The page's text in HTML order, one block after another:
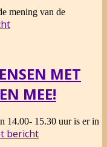
mening van de
MET
MEE!
14.00- 15.30 uur is er in
bericht